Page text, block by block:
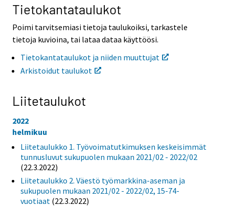
Tietokantataulukot
Poimi tarvitsemiasi tietoja taulukoiksi, tarkastele
tietoja kuvioina, tai lataa dataa käyttöösi.
Tietokantataulukot ja niiden muuttujat
Arkistoidut taulukot
Liitetaulukot
2022
helmikuu
Liitetaulukko 1. Työvoimatutkimuksen keskeisimmät
tunnusluvut sukupuolen mukaan 2021/02 - 2022/02
(22.3.2022)
Liitetaulukko 2. Väestö työmarkkina-aseman ja
sukupuolen mukaan 2021/02 - 2022/02, 15-74-
vuotiaat (22.3.2022)